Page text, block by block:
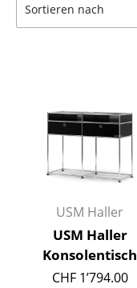
Bänke & Liegen
Kinderstühle
Schaukelstühle
Bürodrehstühle
Konferenzstühle
Bürosessel
Einzelteile
Sortieren nach
USM Haller
USM Haller
Konsolentisch
CHF 1’794.00